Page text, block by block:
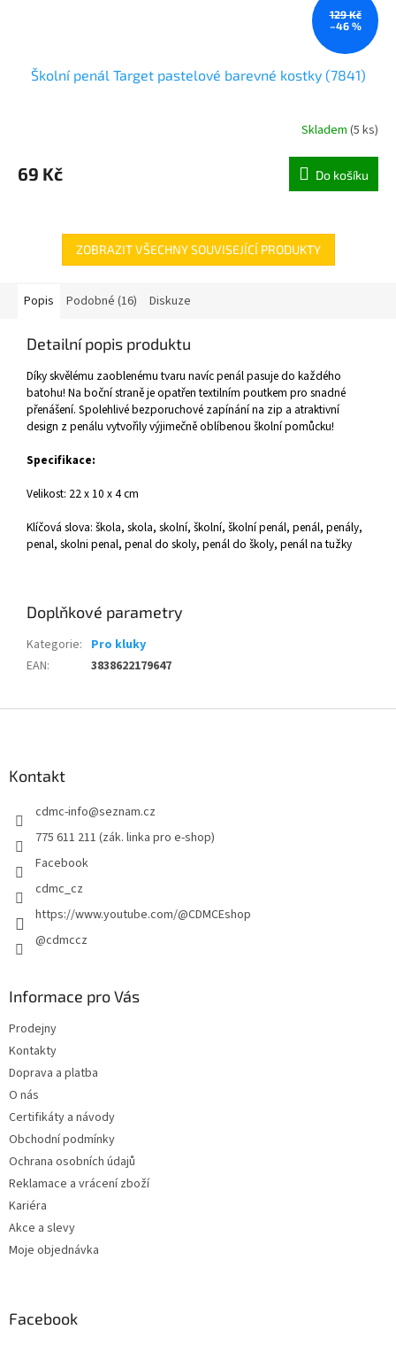
129 Kč
–46 %
Školní penál Target pastelové barevné kostky (7841)
Skladem (5 ks)
69 Kč Do košíku
ZOBRAZIT VŠECHNY SOUVISEJÍCÍ PRODUKTY
Popis Podobné (16) Diskuze
Detailní popis produktu
Díky skvělému zaoblenému tvaru navíc penál pasuje do každého
batohu! Na boční straně je opatřen textilním poutkem pro snadné
přenášení. Spolehlivé bezporuchové zapínání na zip a atraktivní
design z penálu vytvořily výjimečně oblíbenou školní pomůcku!
Specifikace:
Velikost: 22 x 10 x 4 cm
Klíčová slova: škola, skola, skolní, školní, školní penál, penál, penály,
penal, skolni penal, penal do skoly, penál do školy, penál na tužky
Doplňkové parametry
Kategorie: Pro kluky
EAN: 3838622179647
Kontakt
cdmc-info@seznam.cz
775 611 211 (zák. linka pro e-shop)
Facebook
cdmc_cz
https://www.youtube.com/@CDMCEshop
@cdmccz
Informace pro Vás
Prodejny
Kontakty
Doprava a platba
O nás
Certifikáty a návody
Obchodní podmínky
Ochrana osobních údajů
Reklamace a vrácení zboží
Kariéra
Akce a slevy
Moje objednávka
Facebook